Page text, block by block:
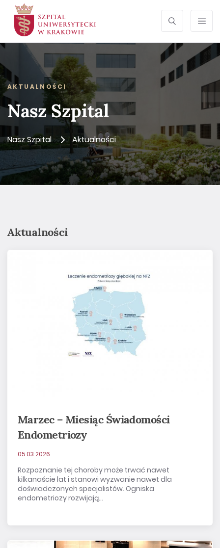
Otwórz
SZUKAJ
AKTUALNOŚCI
Nasz Szpital
Nasz Szpital Aktualności
Aktualności
Marzec – Miesiąc Świadomości
Endometriozy
05.03.2026
Rozpoznanie tej choroby może trwać nawet
kilkanaście lat i stanowi wyzwanie nawet dla
doświadczonych specjalistów. Ogniska
endometriozy rozwijają...